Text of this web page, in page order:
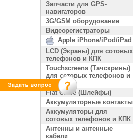
Запчасти для GPS-
навигаторов
3G/GSM оборудование
Видеорегистраторы
Apple iPhone/iPod/iPad
LCD (Экраны) для сотовых
телефонов и КПК
Touchscreens (Тачскрины)
для сотовых телефонов и
КПК
Flat Cable (Шлейфы)
Аккумуляторные контакты
Аккумуляторы для
сотовых телефонов и КПК
Антенны и антенные
кабели